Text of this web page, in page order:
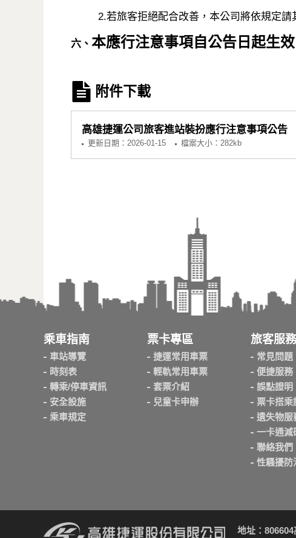
2.若旅客拒絕配合改善，本公司將依規定請其
六、 本應行注意事項自公告日起生
附件下載
高雄捷運公司旅客進站裝扮應行注意事項公告
更新日期： 2026-01-15 檔案大小：282kb
乘車指南
車站導覽
時刻表
轉乘/停車資訊
安全設施
乘車規定
票卡專區
捷運常用車票
輕軌常用車票
套票介紹
兒童卡申辦
旅客服務
常見問題
便捷服務
誤點證明
票卡搭乘
遺失物服
一卡通減
聯絡我們
性騷擾防
地址：